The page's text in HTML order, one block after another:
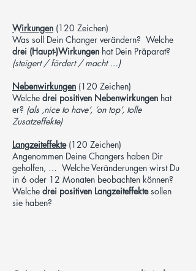
Wirkungen (120 Zeichen)
​Was soll Dein Changer verändern? Welche
drei (Haupt-)Wirkungen hat Dein Präparat?
(steigert / fördert / macht …)
Nebenwirkungen (120 Zeichen)
Welche drei positiven Nebenwirkungen hat
er? (als ‚nice to have‘, ‘on top’, tolle
Zusatzeffekte)
Langzeiteffekte(120 Zeichen)
Angenommen Deine Changers haben Dir
geholfen, … Welche Veränderungen wirst Du
in 6 oder 12 Monaten beobachten können?
Welche drei positiven Langzeiteffektesollen
sie haben?